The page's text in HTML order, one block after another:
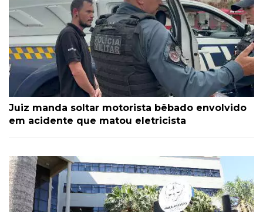
Juiz manda soltar motorista bêbado envolvido
em acidente que matou eletricista